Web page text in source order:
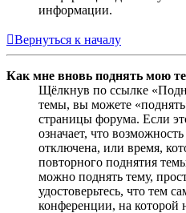
информации.
Вернуться к началу
Как мне вновь поднять мою
Щёлкнув по ссылке
темы, вы можете
страницы форума. Если
означает, что
отключена, или время,
повторного поднятия
можно поднять тему,
удостоверьтесь, что тем
конференции, на которой